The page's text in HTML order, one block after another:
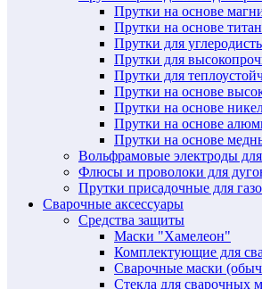
Прутки на основе
Прутки на основе
Прутки для
Прутки для
Прутки для
Прутки на основе
Прутки на основе
Прутки на основе
Прутки на основе
Вольфрамовые электроды
Флюсы и проволоки для
Прутки присадочные для
Сварочные аксессуары
Средства защиты
Маски "Хамелеон"
Комплектующие для
Сварочные маски
Стекла для сварочных